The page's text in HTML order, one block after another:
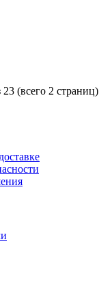
(всего 2 страниц)